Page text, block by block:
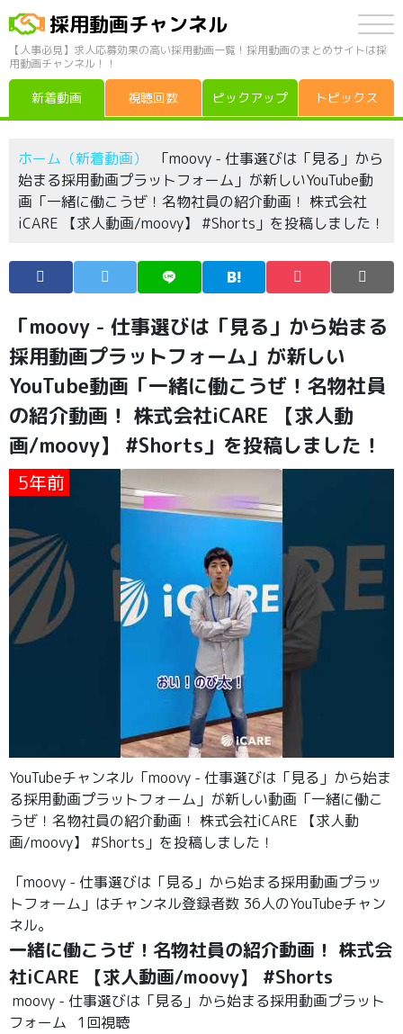
採用動画チャンネル
【人事必見】求人応募効果の高い採用動画一覧！採用動画のまとめサイトは採
用動画チャンネル！！
新着動画 視聴回数 ピックアップ トピックス
ホーム（新着動画）
「moovy - 仕事選びは「見る」から
始まる採用動画プラットフォーム」が新しいYouTube動
画「一緒に働こうぜ！名物社員の紹介動画！ 株式会社
iCARE 【求人動画/moovy】 #Shorts」を投稿しました！
「moovy - 仕事選びは「見る」から始まる
採用動画プラットフォーム」が新しい
YouTube動画「一緒に働こうぜ！名物社員
の紹介動画！ 株式会社iCARE 【求人動
画/moovy】 #Shorts」を投稿しました！
5年前
YouTubeチャンネル「moovy - 仕事選びは「見る」から始ま
る採用動画プラットフォーム」が新しい動画「一緒に働こ
うぜ！名物社員の紹介動画！ 株式会社iCARE 【求人動
画/moovy】 #Shorts」を投稿しました！
「moovy - 仕事選びは「見る」から始まる採用動画プラッ
トフォーム」はチャンネル登録者数 36人のYouTubeチャン
ネル。
一緒に働こうぜ！名物社員の紹介動画！ 株式会
社iCARE 【求人動画/moovy】 #Shorts
moovy - 仕事選びは「見る」から始まる採用動画プラット
フォーム
1回視聴